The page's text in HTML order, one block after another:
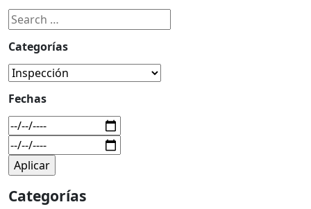
Categorías
Fechas
Categorías